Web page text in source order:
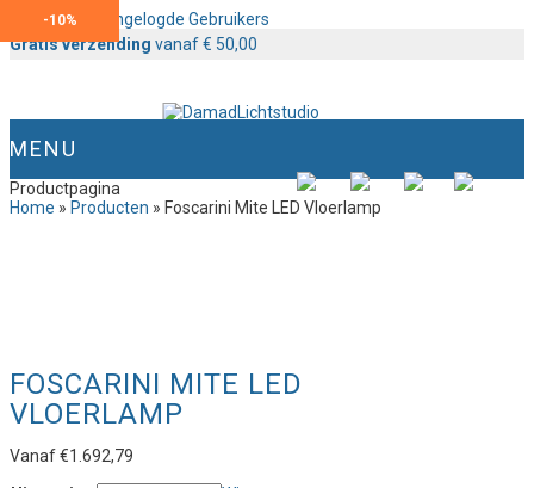
Content voor Ingelogde Gebruikers
Gratis verzending vanaf € 50,00
MENU
Productpagina
Home » Producten » Foscarini Mite LED Vloerlamp
FOSCARINI MITE LED
VLOERLAMP
Vanaf€1.692,79
-10%